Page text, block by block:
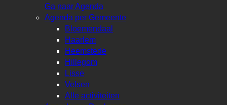
Ga naar Agenda
Agenda per Gemeente
Bloemendaal
Haarlem
Heemstede
Hillegom
Lisse
Velsen
Alle activiteiten